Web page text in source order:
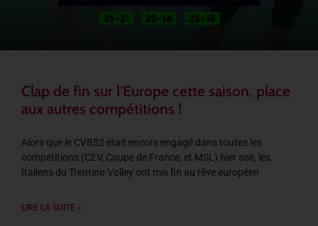
Clap de fin sur l’Europe cette saison, place
aux autres compétitions !
Alors que le CVB52 était encore engagé dans toutes les
compétitions (CEV, Coupe de France, et MSL) hier soir, les
Italiens du Trentino Volley ont mis fin au rêve européen
LIRE LA SUITE »